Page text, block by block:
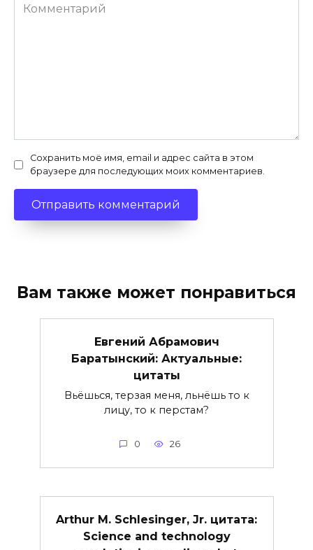
Комментарий
Сохранить моё имя, email и адрес сайта в этом
браузере для последующих моих комментариев.
Вам также может понравиться
Евгений Абрамович
Баратынский: Актуальные:
цитаты
Вьёшься, терзая меня, льнёшь то к
лицу, то к перстам?
0 26
Arthur M. Schlesinger, Jr. цитата:
Science and technology